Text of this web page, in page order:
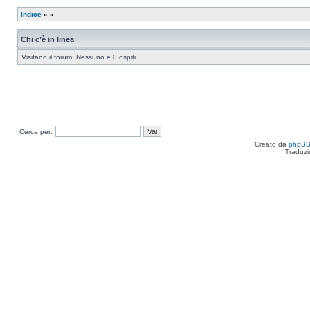
Indice » »
Chi c’è in linea
Visitano il forum: Nessuno e 0 ospiti
Cerca per:
Creato da phpBB